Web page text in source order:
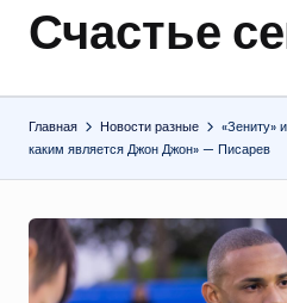
Счастье
Быт,
отношения
Главная Новости разные
«Зениту»
каким является Джон Джон» — Писарев